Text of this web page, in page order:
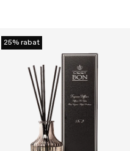
25% rabat